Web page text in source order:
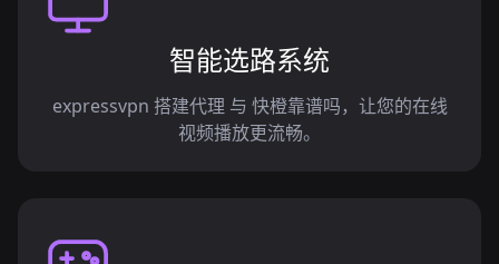
智能选路系统
expressvpn 搭建代理 与 快橙靠谱吗，让您的在线
视频播放更流畅。